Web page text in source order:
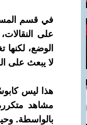
في قسم
على
الوضع،
لا يبعث على
هذا ليس
مشاهد
بالواسطة.